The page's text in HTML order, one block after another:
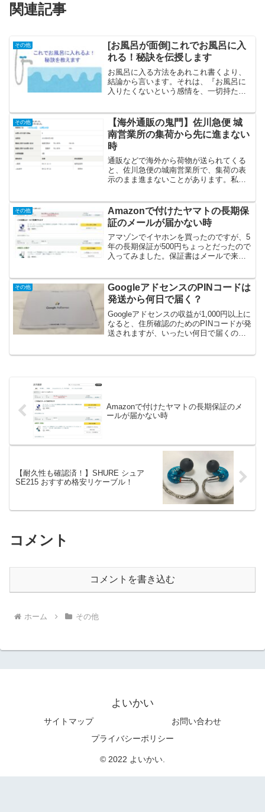
関連記事
その他
[お風呂が面倒]これでお風呂に入
れる！秘訣を伝授します
お風呂に入る方法をあれこれ書くより、
結論から言います。それは、『お風呂に
入りたくないという感情を、一切持たな
その他
【海外通販の鬼門】佐川急便 城
南営業所の集荷から先に進まない
時
通販などで海外から荷物が送られてくる
と、佐川急便の城南営業所で、集荷の表
示のまま進まないことがあります。私も
ゾンで海外発送のものを買いました。海
外から入ってくる荷物は佐...
その他
Amazonで付けたヤマトの長期保
証のメールが届かない時
アマゾンでイヤホンを買ったのですが、5
年の長期保証が500円ちょっとだったので
入ってみました。保証書はメールで来る
しました」となっていましたが、メール
は届いていませんでした。メモ代わりに
顛末を書いておきます。
その他
GoogleアドセンスのPINコードは
発送から何日で届く？
Googleアドセンスの収益が1,000円以上に
なると、住所確認のためのPINコードが発
送されますが、いったい何日で届くので
Amazonで付けたヤマトの長期保証のメ
ールが届かない時
【耐久性も確認済！】SHURE シュア
SE215 おすすめ格安リケーブル！
コメント
コメントを書き込む
ホーム その他
よいかい
サイトマップ
お問い合わせ
プライバシーポリシー
© 2022 よいかい.